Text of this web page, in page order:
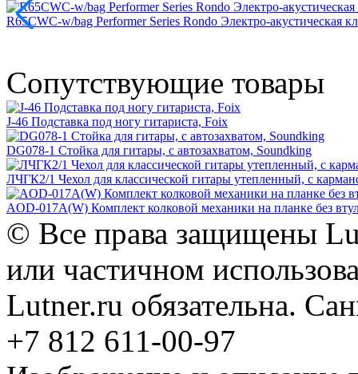
R65CWC-w/bag Performer Series Rondo Электро-акустическая
Сопутствующие товары
J-46 Подставка под ногу гитариста, Foix
DG078-1 Стойка для гитары, с автозахватом, Soundking
ЛЧГК2/1 Чехол для классической гитары утепленный, с
AOD-017A(W) Комплект колковой механики на планке без
© Все права защищены
или частичном
Lutner.ru обязательна.
+7 812 611-00-97